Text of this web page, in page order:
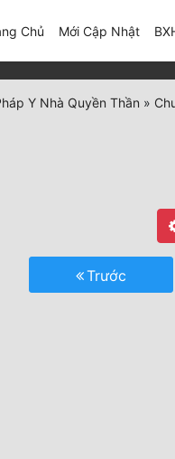
Chủ Mới Cập Nhật
Y Nhà Quyền Thần »
Trước